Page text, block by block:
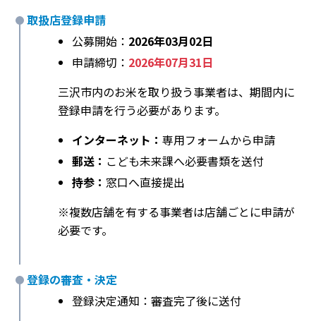
取扱店登録申請
公募開始： 2026年03月02日
申請締切： 2026年07月31日
三沢市内のお米を取り扱う事業者は、期間内に
登録申請を行う必要があります。
インターネット： 専用フォームから申請
郵送： こども未来課へ必要書類を送付
持参： 窓口へ直接提出
※複数店舗を有する事業者は店舗ごとに申請が
必要です。
登録の審査・決定
登録決定通知：審査完了後に送付